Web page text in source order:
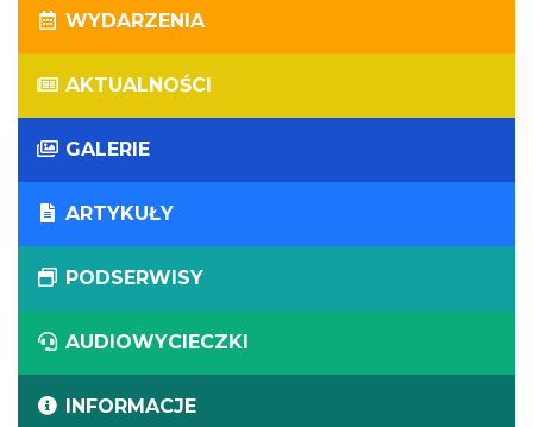
WYDARZENIA
AKTUALNOŚCI
GALERIE
ARTYKUŁY
PODSERWISY
AUDIOWYCIECZKI
INFORMACJE